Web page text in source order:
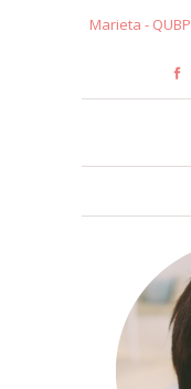
Marieta - QUBP